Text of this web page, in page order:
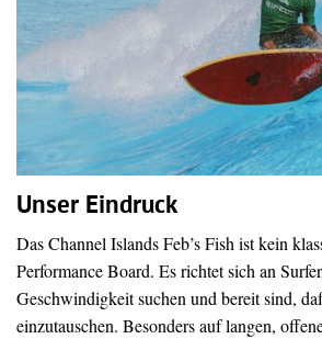
Unser Eindruck
Das Channel Islands Feb’s Fish ist kein
Performance Board. Es richtet sich an
Geschwindigkeit suchen und bereit sind,
einzutauschen. Besonders auf langen,